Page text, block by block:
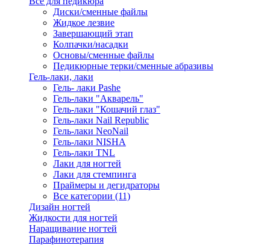
Диски/сменные файлы
Жидкое лезвие
Завершающий этап
Колпачки/насадки
Основы/сменные файлы
Педикюрные терки/сменные абразивы
Гель-лаки, лаки
Гель- лаки Pashe
Гель-лаки "Акварель"
Гель-лаки "Кошачий глаз"
Гель-лаки Nail Republic
Гель-лаки NeoNail
Гель-лаки NISHA
Гель-лаки TNL
Лаки для ногтей
Лаки для стемпинга
Праймеры и дегидраторы
Все категории (11)
Дизайн ногтей
Жидкости для ногтей
Наращивание ногтей
Парафинотерапия